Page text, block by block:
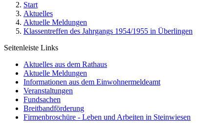
Start
Aktuelles
Aktuelle Meldungen
Klassentreffen des Jahrgangs 1954/1955 in Überlingen
Seitenleiste Links
Aktuelles aus dem Rathaus
Aktuelle Meldungen
Informationen aus dem Einwohnermeldeamt
Veranstaltungen
Fundsachen
Breitbandförderung
Firmenbroschüre - Leben und Arbeiten in Steinwiesen